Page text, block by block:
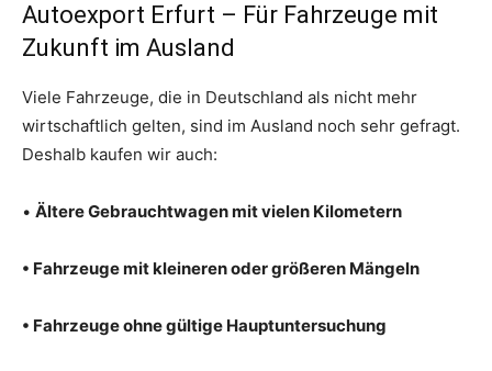
Autoexport Erfurt – Für Fahrzeuge mit
Zukunft im Ausland
Viele Fahrzeuge, die in Deutschland als nicht mehr
wirtschaftlich gelten, sind im Ausland noch sehr gefragt.
Deshalb kaufen wir auch:
• Ältere Gebrauchtwagen mit vielen Kilometern
• Fahrzeuge mit kleineren oder größeren Mängeln
• Fahrzeuge ohne gültige Hauptuntersuchung